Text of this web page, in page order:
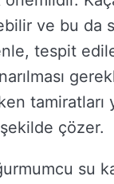
ve bu da
tespit
tamiratları
çözer.
su